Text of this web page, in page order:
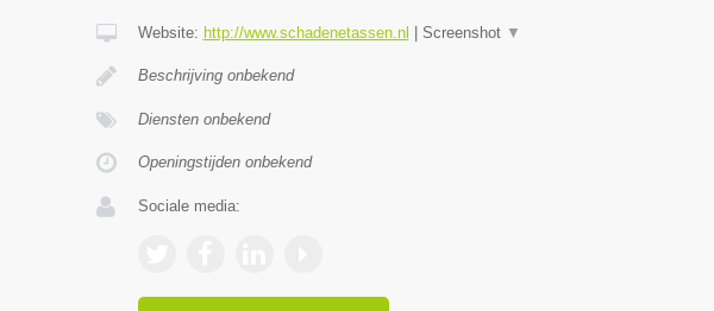
Website: http://www.schadenetassen.nl Screenshot ▼
Beschrijving onbekend
Diensten onbekend
Openingstijden onbekend
Sociale media: